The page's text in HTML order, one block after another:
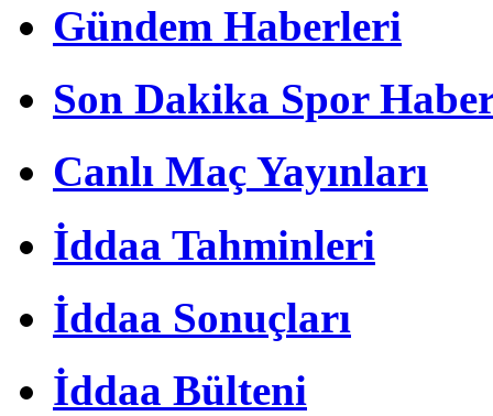
Gündem Haberleri
Son Dakika Spor
Canlı Maç Yayınları
İddaa Tahminleri
İddaa Sonuçları
İddaa Bülteni